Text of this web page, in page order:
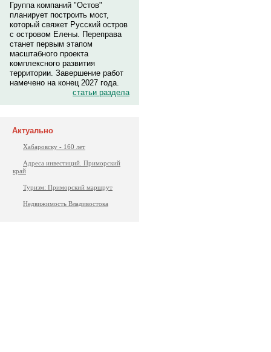
Группа компаний "Остов"
планирует построить мост,
который свяжет Русский остров
с островом Елены. Переправа
станет первым этапом
масштабного проекта
комплексного развития
территории. Завершение работ
намечено на конец 2027 года.
статьи раздела
Актуально
Хабаровску - 160 лет
Адреса инвестиций. Приморский
край
Туризм: Приморский маршрут
Недвижимость Владивостока